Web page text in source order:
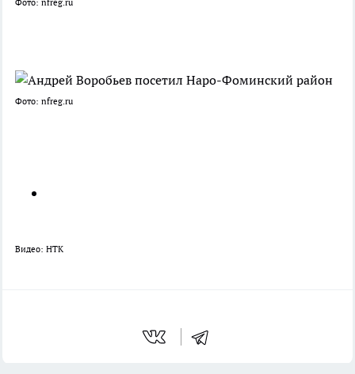
Фото: nfreg.ru
Фото: nfreg.ru
Видео: НТК